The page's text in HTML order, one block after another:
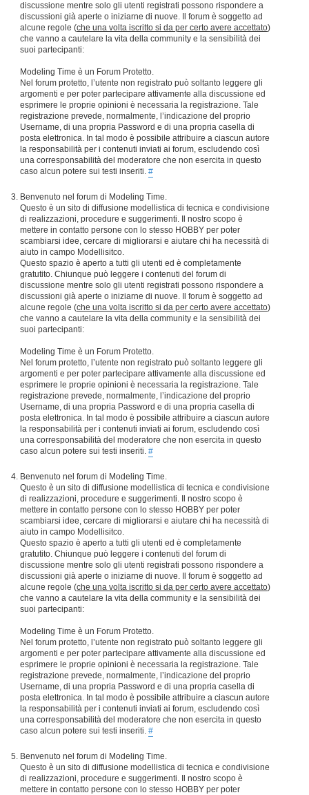
discussione mentre solo gli utenti registrati possono rispondere a
discussioni già aperte o iniziarne di nuove. Il forum è soggetto ad
alcune regole (che una volta iscritto si da per certo avere accettato)
che vanno a cautelare la vita della community e la sensibilità dei
suoi partecipanti:
Modeling Time è un Forum Protetto.
Nel forum protetto, l’utente non registrato può soltanto leggere gli
argomenti e per poter partecipare attivamente alla discussione ed
esprimere le proprie opinioni è necessaria la registrazione. Tale
registrazione prevede, normalmente, l’indicazione del proprio
Username, di una propria Password e di una propria casella di
posta elettronica. In tal modo è possibile attribuire a ciascun autore
la responsabilità per i contenuti inviati ai forum, escludendo così
una corresponsabilità del moderatore che non esercita in questo
caso alcun potere sui testi inseriti. #
Benvenuto nel forum di Modeling Time.
Questo è un sito di diffusione modellistica di tecnica e condivisione
di realizzazioni, procedure e suggerimenti. Il nostro scopo è
mettere in contatto persone con lo stesso HOBBY per poter
scambiarsi idee, cercare di migliorarsi e aiutare chi ha necessità di
aiuto in campo Modellisitco.
Questo spazio è aperto a tutti gli utenti ed è completamente
gratutito. Chiunque può leggere i contenuti del forum di
discussione mentre solo gli utenti registrati possono rispondere a
discussioni già aperte o iniziarne di nuove. Il forum è soggetto ad
alcune regole (che una volta iscritto si da per certo avere accettato)
che vanno a cautelare la vita della community e la sensibilità dei
suoi partecipanti:
Modeling Time è un Forum Protetto.
Nel forum protetto, l’utente non registrato può soltanto leggere gli
argomenti e per poter partecipare attivamente alla discussione ed
esprimere le proprie opinioni è necessaria la registrazione. Tale
registrazione prevede, normalmente, l’indicazione del proprio
Username, di una propria Password e di una propria casella di
posta elettronica. In tal modo è possibile attribuire a ciascun autore
la responsabilità per i contenuti inviati ai forum, escludendo così
una corresponsabilità del moderatore che non esercita in questo
caso alcun potere sui testi inseriti. #
Benvenuto nel forum di Modeling Time.
Questo è un sito di diffusione modellistica di tecnica e condivisione
di realizzazioni, procedure e suggerimenti. Il nostro scopo è
mettere in contatto persone con lo stesso HOBBY per poter
scambiarsi idee, cercare di migliorarsi e aiutare chi ha necessità di
aiuto in campo Modellisitco.
Questo spazio è aperto a tutti gli utenti ed è completamente
gratutito. Chiunque può leggere i contenuti del forum di
discussione mentre solo gli utenti registrati possono rispondere a
discussioni già aperte o iniziarne di nuove. Il forum è soggetto ad
alcune regole (che una volta iscritto si da per certo avere accettato)
che vanno a cautelare la vita della community e la sensibilità dei
suoi partecipanti:
Modeling Time è un Forum Protetto.
Nel forum protetto, l’utente non registrato può soltanto leggere gli
argomenti e per poter partecipare attivamente alla discussione ed
esprimere le proprie opinioni è necessaria la registrazione. Tale
registrazione prevede, normalmente, l’indicazione del proprio
Username, di una propria Password e di una propria casella di
posta elettronica. In tal modo è possibile attribuire a ciascun autore
la responsabilità per i contenuti inviati ai forum, escludendo così
una corresponsabilità del moderatore che non esercita in questo
caso alcun potere sui testi inseriti. #
Benvenuto nel forum di Modeling Time.
Questo è un sito di diffusione modellistica di tecnica e condivisione
di realizzazioni, procedure e suggerimenti. Il nostro scopo è
mettere in contatto persone con lo stesso HOBBY per poter